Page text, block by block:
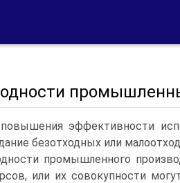
эффективности
безотходных или
промышленного
или их совокупности